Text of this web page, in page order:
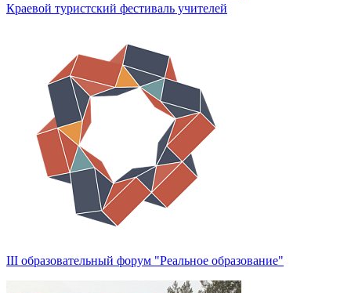
Краевой туристский фестиваль учителей
III образовательный форум "Реальное образование"